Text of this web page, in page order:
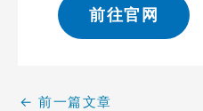
前往官网
← 前一篇文章